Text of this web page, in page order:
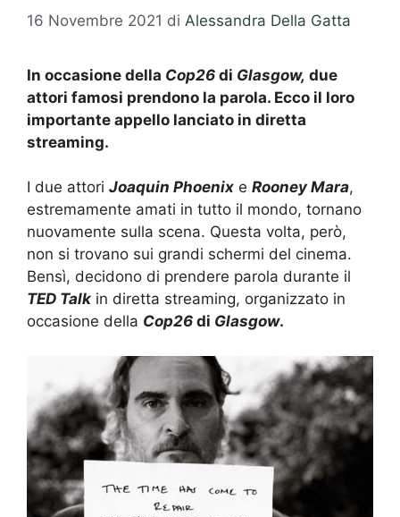
16 Novembre 2021 di Alessandra Della Gatta
In occasione della Cop26 di Glasgow, due
attori famosi prendono la parola. Ecco il loro
importante appello lanciato in diretta
streaming.
I due attori Joaquin Phoenix e Rooney Mara,
estremamente amati in tutto il mondo, tornano
nuovamente sulla scena. Questa volta, però,
non si trovano sui grandi schermi del cinema.
Bensì, decidono di prendere parola durante il
TED Talk in diretta streaming, organizzato in
occasione della Cop26 di Glasgow.